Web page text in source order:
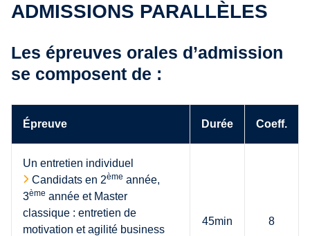
Candidats PGE
Photos
Contact
ADMISSIONS PARALLÈLES
Les épreuves orales d’admission
se composent de :
Épreuve Durée Coeff.
Un entretien individuel
Candidats en 2ème année,
3ème année et Master
classique : entretien de
motivation et agilité business
45min 8